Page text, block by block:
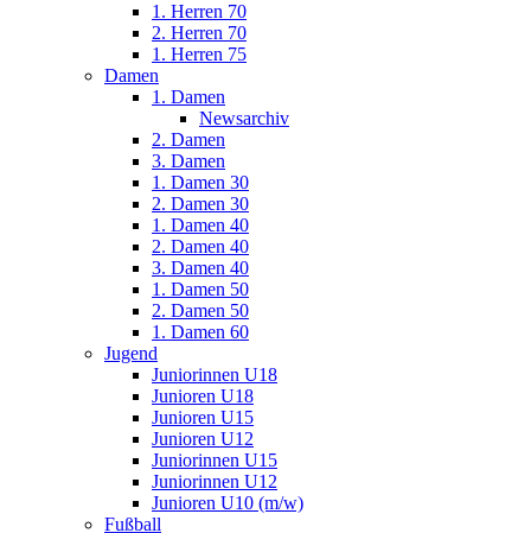
1. Herren 70
2. Herren 70
1. Herren 75
Damen
1. Damen
Newsarchiv
2. Damen
3. Damen
1. Damen 30
2. Damen 30
1. Damen 40
2. Damen 40
3. Damen 40
1. Damen 50
2. Damen 50
1. Damen 60
Jugend
Juniorinnen U18
Junioren U18
Junioren U15
Junioren U12
Juniorinnen U15
Juniorinnen U12
Junioren U10 (m/w)
Fußball